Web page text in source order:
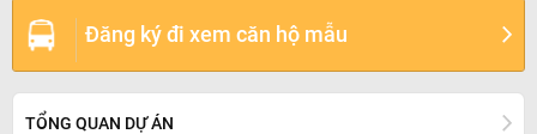
Đăng ký đi xem căn hộ mẫu
TỔNG QUAN DỰ ÁN